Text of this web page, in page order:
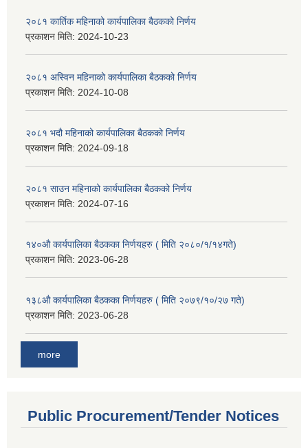
२०८१ कार्तिक महिनाको कार्यपालिका बैठकको निर्णय
प्रकाशन मिति: 2024-10-23
२०८१ अस्विन महिनाको कार्यपालिका बैठकको निर्णय
प्रकाशन मिति: 2024-10-08
२०८१ भदौ महिनाको कार्यपालिका बैठकको निर्णय
प्रकाशन मिति: 2024-09-18
२०८१ साउन महिनाको कार्यपालिका बैठकको निर्णय
प्रकाशन मिति: 2024-07-16
१४०औ कार्यपालिका बैठकका निर्णयहरु ( मिति २०८०/१/१४गते)
प्रकाशन मिति: 2023-06-28
१३८औ कार्यपालिका बैठकका निर्णयहरु ( मिति २०७९/१०/२७ गते)
प्रकाशन मिति: 2023-06-28
more
Public Procurement/Tender Notices